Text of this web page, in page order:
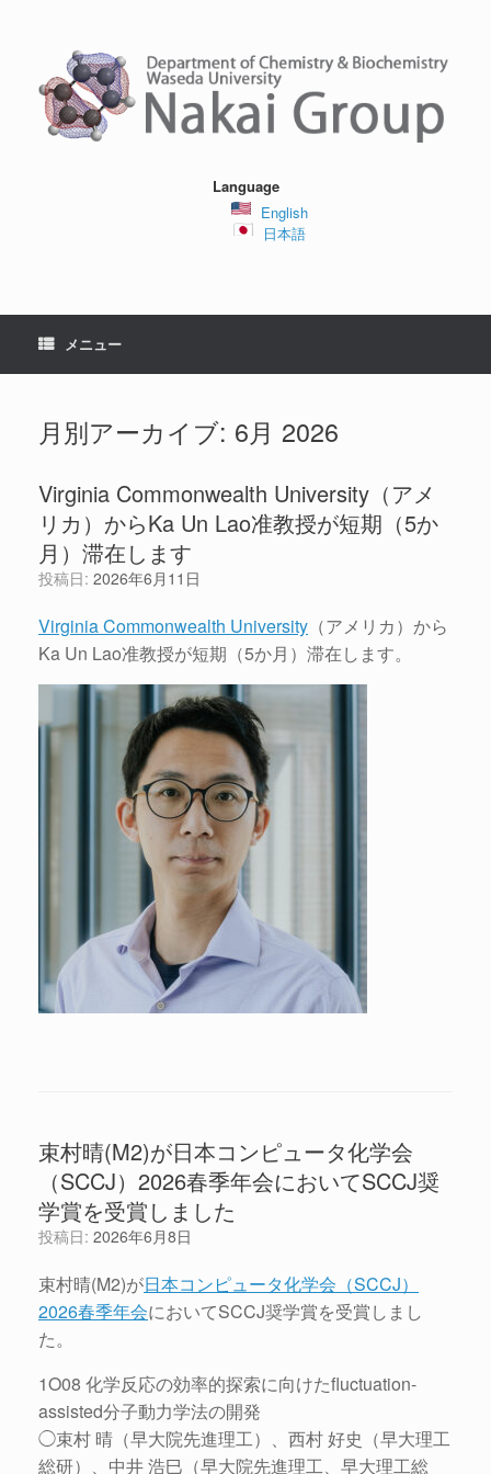
Language
English
日本語
メニュー
月別アーカイブ: 6月 2026
Virginia Commonwealth University（アメ
リカ）からKa Un Lao准教授が短期（5か
月）滞在します
投稿日: 2026年6月11日
Virginia Commonwealth University （アメリカ）から
Ka Un Lao准教授が短期（5か月）滞在します。
束村晴(M2)が日本コンピュータ化学会
（SCCJ）2026春季年会においてSCCJ奨
学賞を受賞しました
投稿日: 2026年6月8日
束村晴(M2)が日本コンピュータ化学会（SCCJ）
2026春季年会においてSCCJ奨学賞を受賞しまし
た。
1O08 化学反応の効率的探索に向けたfluctuation-
assisted分子動力学法の開発
◯束村 晴（早大院先進理工）、西村 好史（早大理工
総研）、中井 浩巳（早大院先進理工、早大理工総